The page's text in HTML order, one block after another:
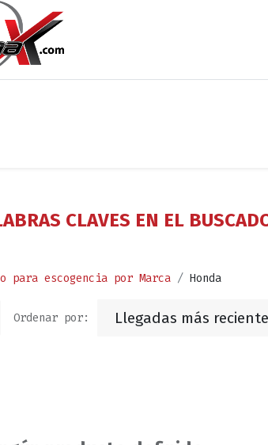
CLAVES EN EL
para escogencia por Marca Honda
Ordenar por: Llegadas más